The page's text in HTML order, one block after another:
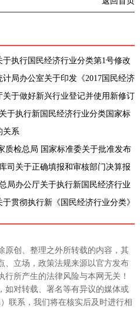
执行国民经济行业分类第1号修改
局办公室关于印发《2017国民经济
于做好新兴行业登记并使用新修订
于执行新国民经济行业分类国家标
关系
质检总局 国家标准委关于批准发布
公告[类别修订]
司关于正确填报和审核部门决算报
局办公厅关于执行新国民经济行业
贯彻执行新《国民经济行业分类》
原创、整理之外所转载的内容，其
、立场，政策法规来源以官方发布
所产生的法律风险与本网无关！
如对转载、署名等有异议的媒体或
联系，我们将在核实后及时进行相